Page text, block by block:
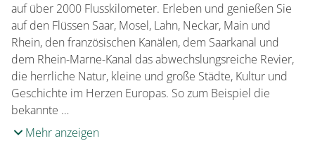
Entfernung zur nächsten Au­to­bahn­an­schluss­
stel­le (in km)
2
Entfernung zum nächsten Bahnhof (in km)
3
auf über 2000 Flusskilometer. Erleben und genießen Sie
auf den Flüssen Saar, Mosel, Lahn, Neckar, Main und
Rhein, den französischen Kanälen, dem Saarkanal und
dem Rhein-Marne-Kanal das abwechslungsreiche Revier,
die herrliche Natur, kleine und große Städte, Kultur und
Geschichte im Herzen Europas. So zum Beispiel die
bekannte …
Mehr anzeigen